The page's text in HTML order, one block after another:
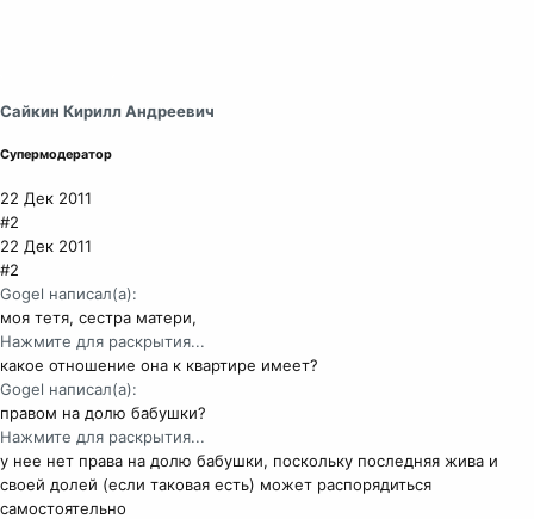
Сайкин Кирилл Андреевич
Супермодератор
22 Дек 2011
#2
22 Дек 2011
#2
Gogel написал(а):
моя тетя, сестра матери,
Нажмите для раскрытия...
какое отношение она к квартире имеет?
Gogel написал(а):
правом на долю бабушки?
Нажмите для раскрытия...
у нее нет права на долю бабушки, поскольку последняя жива и
своей долей (если таковая есть) может распорядиться
самостоятельно